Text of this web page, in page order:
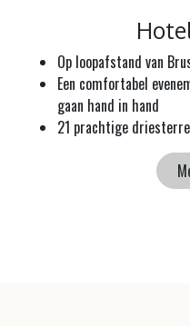
Op loopafstand van
Een comfortabel
gaan hand in hand
21 prachtige